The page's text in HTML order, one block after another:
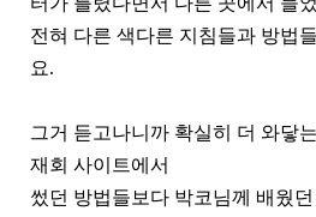
전혀 다른 색다른 지침들과 방법
요.
그거 듣고나니까 확실히 더 와닿
재회 사이트에서
썼던 방법들보다 박코님께 배웠